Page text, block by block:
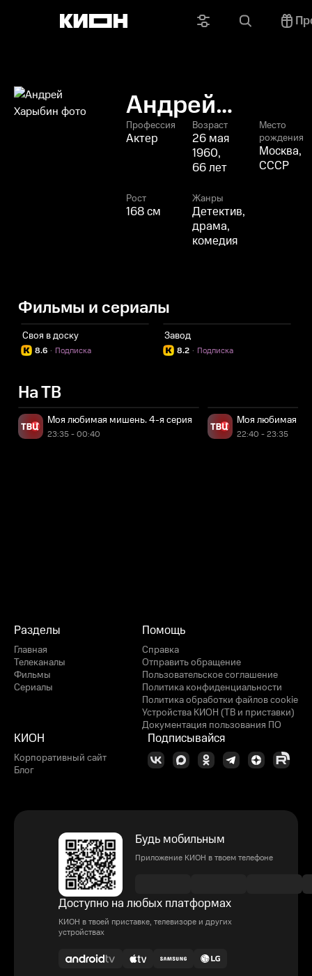
Андрей
Харыбин
Профессия
Актер
Возраст
26 мая
1960,
66 лет
Место
рождения
Москва,
СССР
Рост
168 см
Жанры
Детектив,
драма,
комедия
Фильмы и сериалы
Своя в доску
8.6 Подписка
·
Завод
8.2 Подписка
·
На ТВ
Моя любимая мишень. 4-я серия
23:35 - 00:40
Моя любимая
22:40 - 23:35
Разделы
Главная
Телеканалы
Фильмы
Сериалы
Помощь
Справка
Отправить обращение
Пользовательское соглашение
Политика конфиденциальности
Политика обработки файлов cookie
Устройства КИОН (ТВ и приставки)
Документация пользования ПО
КИОН
Корпоративный сайт
Блог
Подписывайся
Будь мобильным
Приложение КИОН в твоем телефоне
Доступно на любых платформах
КИОН в твоей приставке, телевизоре и других
устройствах